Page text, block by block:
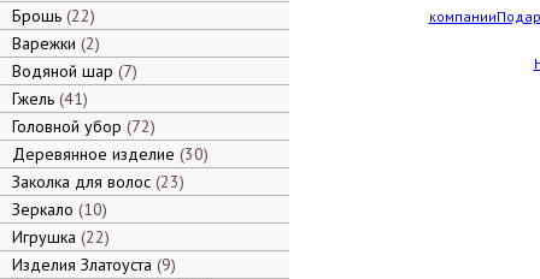
компании
Брошь 22
Варежки 2
Водяной шар 7
Гжель 41
Головной убор 72
Деревянное изделие 30
Заколка для волос 23
Зеркало 10
Игрушка 22
Изделия Златоуста 9